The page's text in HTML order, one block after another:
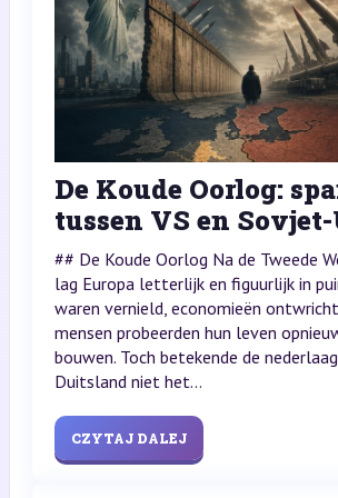
De Koude Oorlog:
tussen VS en
## De Koude Oorlog Na de Tweede
lag Europa letterlijk en figuurlijk in
waren vernield, economieën
mensen probeerden hun leven
bouwen. Toch betekende de
Duitsland niet het...
CZYTAJ DALEJ